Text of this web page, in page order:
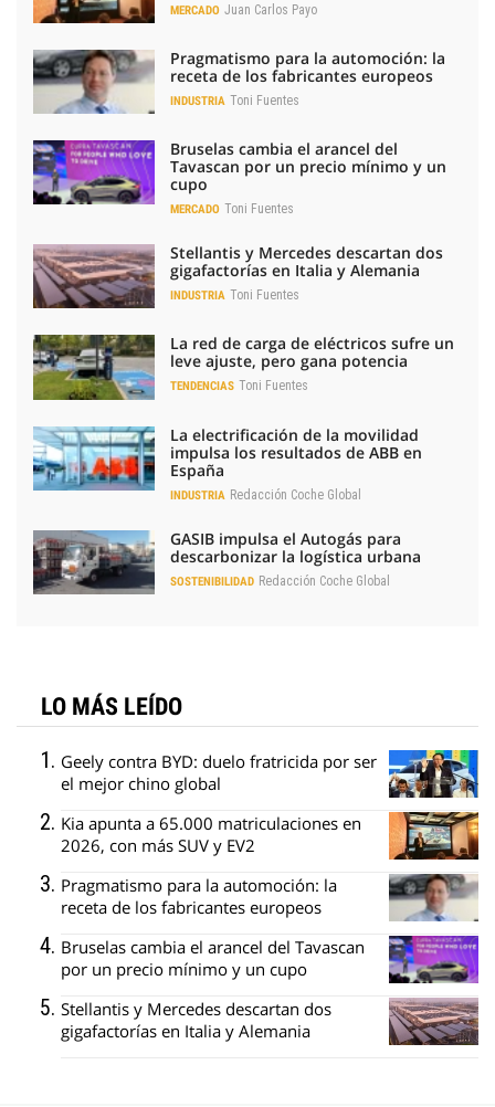
MERCADO Juan Carlos Payo
Pragmatismo para la automoción: la
receta de los fabricantes europeos
INDUSTRIA Toni Fuentes
Bruselas cambia el arancel del
Tavascan por un precio mínimo y un
cupo
MERCADO Toni Fuentes
Stellantis y Mercedes descartan dos
gigafactorías en Italia y Alemania
INDUSTRIA Toni Fuentes
La red de carga de eléctricos sufre un
leve ajuste, pero gana potencia
TENDENCIAS Toni Fuentes
La electrificación de la movilidad
impulsa los resultados de ABB en
España
INDUSTRIA Redacción Coche Global
GASIB impulsa el Autogás para
descarbonizar la logística urbana
SOSTENIBILIDAD Redacción Coche Global
LO MÁS LEÍDO
Geely contra BYD: duelo fratricida por ser
el mejor chino global
Kia apunta a 65.000 matriculaciones en
2026, con más SUV y EV2
Pragmatismo para la automoción: la
receta de los fabricantes europeos
Bruselas cambia el arancel del Tavascan
por un precio mínimo y un cupo
Stellantis y Mercedes descartan dos
gigafactorías en Italia y Alemania